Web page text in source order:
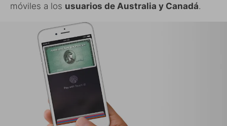
móviles a los usuarios de Australia y Canadá.